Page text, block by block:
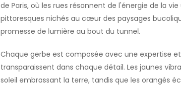
de Paris, où les rues résonnent de l'énergie de la
pittoresques nichés au cœur des paysages
promesse de lumière au bout du tunnel.
Chaque gerbe est composée avec une expertise
transparaissent dans chaque détail. Les jaunes
soleil embrassant la terre, tandis que les orangés